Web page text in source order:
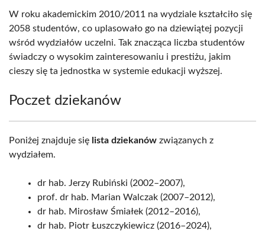
W roku akademickim 2010/2011 na wydziale kształciło się
2058 studentów, co uplasowało go na dziewiątej pozycji
wśród wydziałów uczelni. Tak znacząca liczba studentów
świadczy o wysokim zainteresowaniu i prestiżu, jakim
cieszy się ta jednostka w systemie edukacji wyższej.
Poczet dziekanów
Poniżej znajduje się lista dziekanów związanych z
wydziałem.
dr hab. Jerzy Rubiński (2002–2007),
prof. dr hab. Marian Walczak (2007–2012),
dr hab. Mirosław Śmiałek (2012–2016),
dr hab. Piotr Łuszczykiewicz (2016–2024),